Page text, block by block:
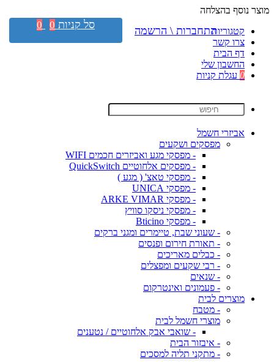
מוצר נוסף בהצלחה
קטגוריות
צרו קשר
דף הבית
החשבון שלי
0 עגלת קניות
אביזרי חשמל
מפסקים ושקעים
- מפסקי מגע ואביזרים חכמים WIFI
- מפסקים אלחוטיים QuickSwitch
- מפסקי טאצ' ( מגע )
- מפסקי UNICA
- מפסקי ARKE VIMAR
- מפסקי ניסקו סוויץ
- מפסקי Bticino
- שעוני שבת, טיימרים ומגני ברקים
- תאורת חירום ופנסים
- כבלים מאריכים
- רבי שקעים ומפצלים
- שנאים
- פעמונים ואינטרקום
מוצרים לבית
- מטבח
מוצרי חשמל לבית
- שואבי אבק אלחוטיים / נטענים
- איבזור הבית
- מתקני תליה למסכים
התחברות \ הרשמה סל קניות 0
0